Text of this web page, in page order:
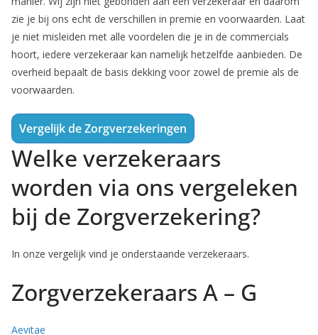
zie je bij ons echt de verschillen in premie en voorwaarden. Laat
je niet misleiden met alle voordelen die je in de commercials
hoort, iedere verzekeraar kan namelijk hetzelfde aanbieden. De
overheid bepaalt de basis dekking voor zowel de premie als de
voorwaarden.
Vergelijk de Zorgverzekeringen
Welke verzekeraars
worden via ons vergeleken
bij de Zorgverzekering?
In onze vergelijk vind je onderstaande verzekeraars.
Zorgverzekeraars A – G
Aevitae